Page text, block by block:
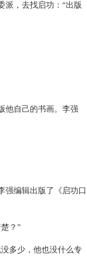
，去找启功：“出版
自己的书画。李强
编辑出版了《启功口
？”
多少，他也没什么专